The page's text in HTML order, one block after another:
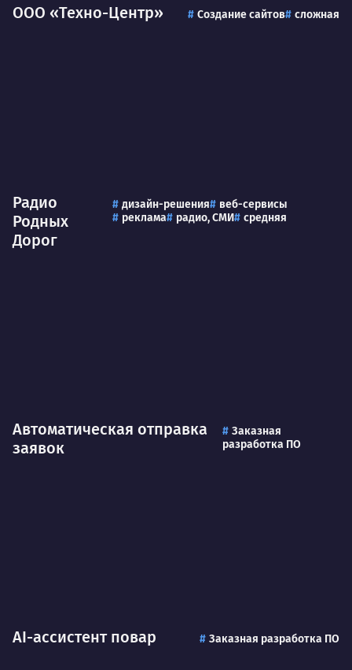
ООО «Техно-Центр» Создание сайтов сложная
Радио
Родных
Дорог
дизайн-решения
веб-сервисы
реклама
радио, СМИ средняя
Автоматическая отправка
заявок
Заказная
разработка ПО
AI-ассистент повар Заказная разработка ПО